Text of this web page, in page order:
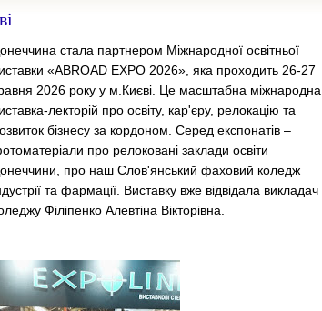
стала партнером Міжнародної освітньої
«ABROAD EXPO 2026», яка проходить 26-27
2026 року у м.Києві. Це масштабна міжнародна
лекторій про освіту, кар'єру, релокацію та
бізнесу за кордоном. Серед експонатів –
про релоковані заклади освіти
про наш Слов'янський фаховий коледж
та фармації. Виставку вже відвідала викладач
Філіпенко Алевтіна Вікторівна.